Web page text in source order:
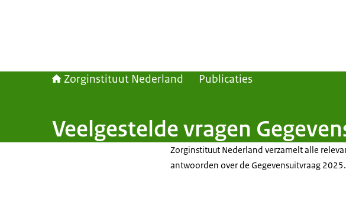
Zorginstituut Nederland Publicaties
Veelgestelde vragen
Zorginstituut Nederland verzamelt alle
antwoorden over de Gegevensuitvraag 2025.